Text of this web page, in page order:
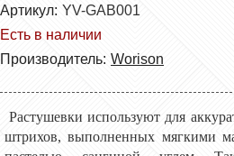
Артикул: YV-GAB001
Есть в наличии
Производитель: Worison
Растушевки используют для
штрихов, выполненных мягкими